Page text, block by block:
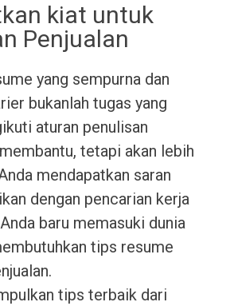
kiat untuk
Penjualan
yang sempurna dan
bukanlah tugas yang
aturan penulisan
tetapi akan lebih
mendapatkan saran
dengan pencarian kerja
baru memasuki dunia
tips resume
tips terbaik dari